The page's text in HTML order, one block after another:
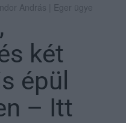
András | Eger ügye
két
épül
– Itt